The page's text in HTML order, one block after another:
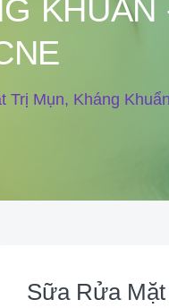
Trị Mụn, Kháng
Sữa Rửa